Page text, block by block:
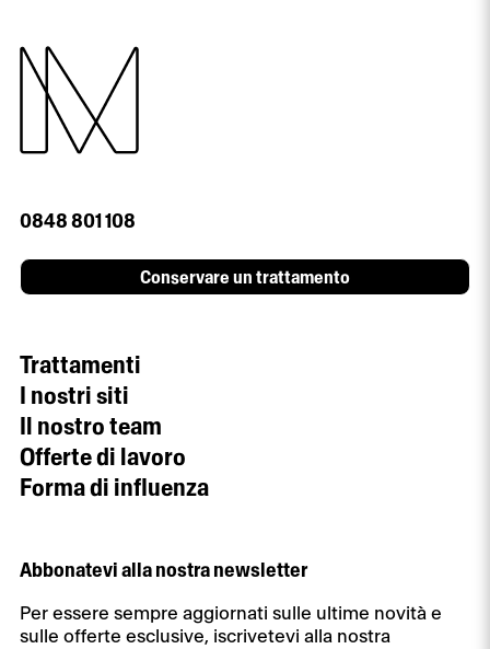
0848 801 108
Conservare un trattamento
Trattamenti
I nostri siti
Il nostro team
Offerte di lavoro
Forma di influenza
Abbonatevi alla nostra newsletter
Per essere sempre aggiornati sulle ultime novità e
sulle offerte esclusive, iscrivetevi alla nostra